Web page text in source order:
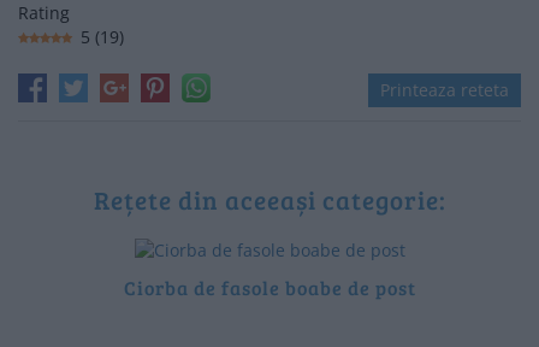
Rating
5 (19)
Printeaza reteta
Rețete din aceeași categorie:
Ciorba de fasole boabe de post